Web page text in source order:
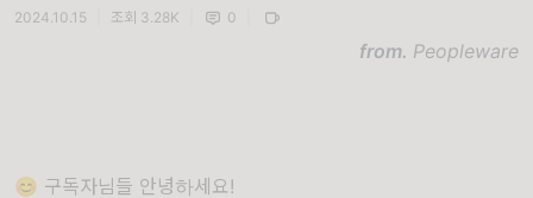
2024.10.15 조회 3.28K 0
from. Peopleware
😊 구독자님들 안녕하세요!